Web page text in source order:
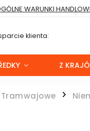
WARUNKI
klienta:
Z
Tramwajowe /